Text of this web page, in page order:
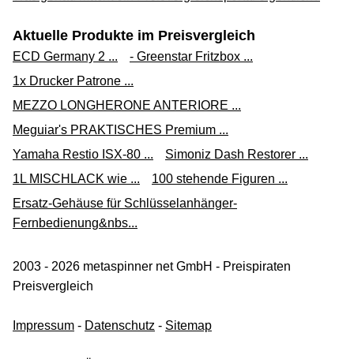
ABUS Granit Quick 37/60 Bremsscheibenschloss
Versand siehe Website
fc-moto.de
Zum Shop
(Werbung, bezahlter Link)
Bremsscheibenschloss gelb ABUS Granit Quick 37/60
98,50 €*
Aktuelle Produkte im Preisvergleich
ECD Germany 2 ...
- Greenstar Fritzbox ...
1x Drucker Patrone ...
MEZZO LONGHERONE ANTERIORE ...
Meguiar's PRAKTISCHES Premium ...
Yamaha Restio ISX-80 ...
Simoniz Dash Restorer ...
1L MISCHLACK wie ...
100 stehende Figuren ...
Ersatz-Gehäuse für Schlüsselanhänger-
Fernbedienung&nbs...
2003 - 2026 metaspinner net GmbH - Preispiraten
Preisvergleich
Impressum - Datenschutz - Sitemap